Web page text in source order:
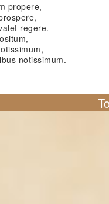
propere,
regere.
notissimum.